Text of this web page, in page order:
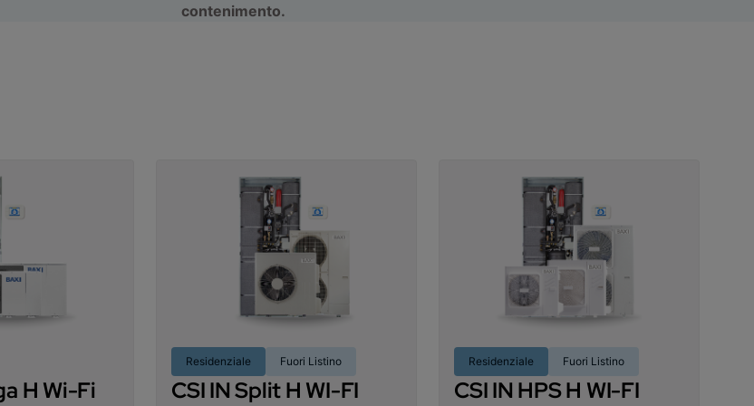
contenimento.
H Wi-Fi
Residenziale Fuori Listino
CSI IN Split H WI-FI
Residenziale Fuori Listino
CSI IN HPS H WI-FI